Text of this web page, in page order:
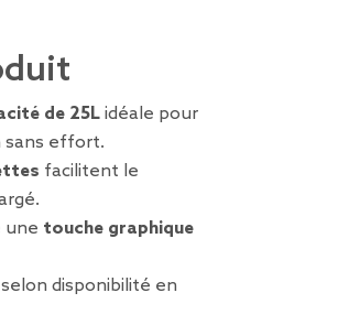
de 25L idéale pour
sans effort.
facilitent le
une touche graphique
disponibilité en